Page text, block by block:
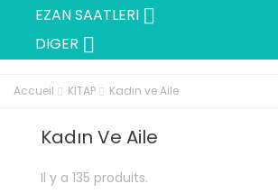
EZAN SAATLERI 
DIGER 
Accueil KITAP Kadın ve Aile
Kadın Ve Aile
Il y a 135 produits.